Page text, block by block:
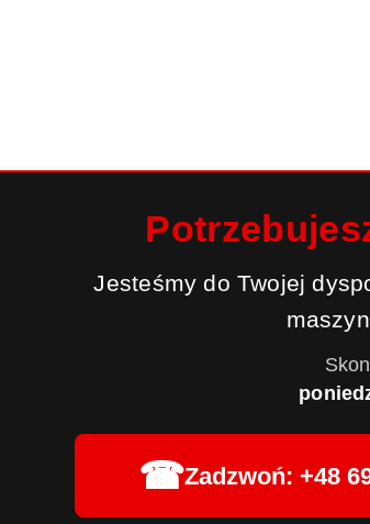
Jesteśmy do Twojej
☎Zadzwoń: +48